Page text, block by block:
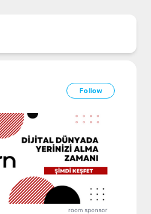
Follow
room sponsor